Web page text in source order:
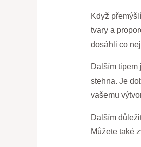
Když
tvary a
dosáhli co
Dalším tipem
stehna. Je
vašemu
Dalším
Můžete také